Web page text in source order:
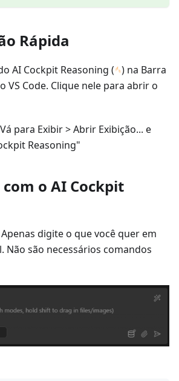
Rápida
AI Cockpit Reasoning ( ) na Barra
VS Code. Clique nele para abrir o
Vá para Exibir > Abrir Exibição... e
Reasoning"
o AI Cockpit
Apenas digite o que você quer em
Não são necessários comandos